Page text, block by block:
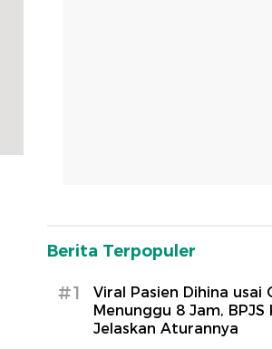
Berita Terpopuler
#1
Viral Pasien Dihina usai
Menunggu 8 Jam, BPJS
Jelaskan Aturannya